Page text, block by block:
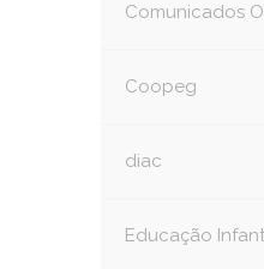
Comunicados
Coopeg
diac
Educação